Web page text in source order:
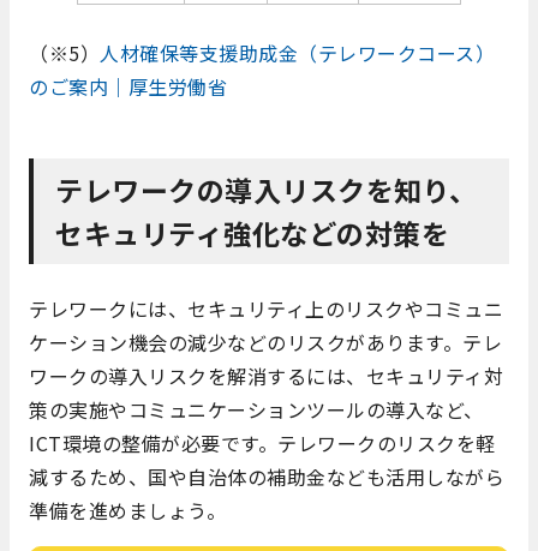
（※5） 人材確保等支援助成金（テレワークコース）
のご案内｜厚生労働省
テレワークの導入リスクを知り、
セキュリティ強化などの対策を
テレワークには、セキュリティ上のリスクやコミュニ
ケーション機会の減少などのリスクがあります。テレ
ワークの導入リスクを解消するには、セキュリティ対
策の実施やコミュニケーションツールの導入など、
ICT環境の整備が必要です。テレワークのリスクを軽
減するため、国や自治体の補助金なども活用しながら
準備を進めましょう。